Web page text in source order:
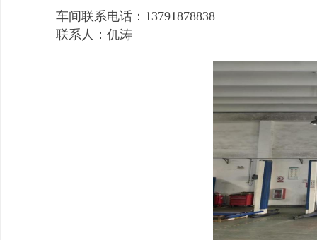
车间联系电话：13791878838
联系人：仉涛